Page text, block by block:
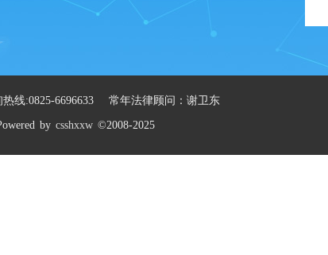
:0825-6696633 常年法律顾问：谢卫东
by csshxxw ©2008-2025